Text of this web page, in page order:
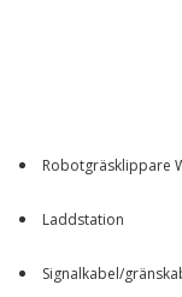
Robotgräsklippare
Laddstation
Signalkabel/